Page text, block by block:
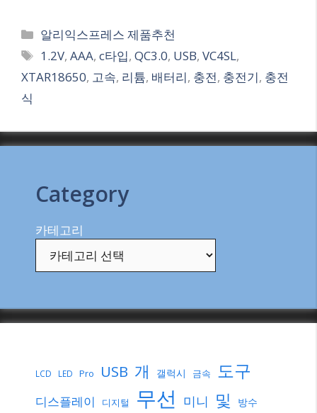
Categories
알리익스프레스 제품추천
Tags
1.2V,AAA,c타입,QC3.0, USB,VC4SL,
XTAR18650, 고속, 리튬, 배터리, 충전, 충전기, 충전
식
Category
카테고리
LCD LED Pro USB 개 갤럭시 금속 도구
디스플레이 디지털 무선 미니 및 방수